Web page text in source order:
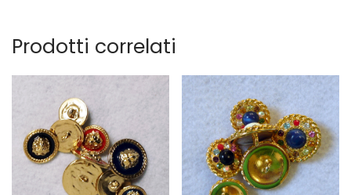
Prodotti correlati